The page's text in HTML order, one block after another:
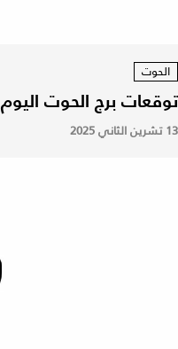
الحوت
توقعات برج الحوت اليوم 13/11/2025
13 تشرين الثاني 2025